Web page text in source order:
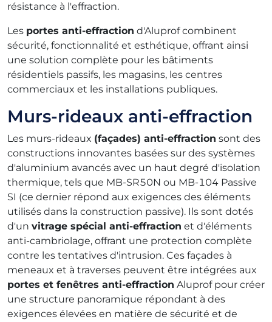
résistance à l'effraction.
Les portes anti-effraction d'Aluprof combinent
sécurité, fonctionnalité et esthétique, offrant ainsi
une solution complète pour les bâtiments
résidentiels passifs, les magasins, les centres
commerciaux et les installations publiques.
Murs-rideaux anti-effraction
Les murs-rideaux (façades) anti-effraction sont des
constructions innovantes basées sur des systèmes
d'aluminium avancés avec un haut degré d'isolation
thermique, tels que MB-SR50N ou MB-104 Passive
SI (ce dernier répond aux exigences des éléments
utilisés dans la construction passive). Ils sont dotés
d'un vitrage spécial anti-effraction et d'éléments
anti-cambriolage, offrant une protection complète
contre les tentatives d'intrusion. Ces façades à
meneaux et à traverses peuvent être intégrées aux
portes et fenêtres anti-effraction Aluprof pour créer
une structure panoramique répondant à des
exigences élevées en matière de sécurité et de